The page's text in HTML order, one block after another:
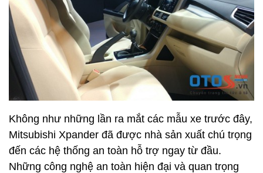
Không như những lần ra mắt các mẫu xe trước đây,
Mitsubishi Xpander đã được nhà sản xuất chú trọng
đến các hệ thống an toàn hỗ trợ ngay từ đầu.
Những công nghệ an toàn hiện đại và quan trọng